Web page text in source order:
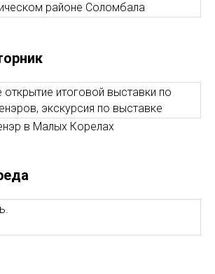
районе Соломбала
итоговой выставки по
экскурсия по выставке
в Малых Корелах